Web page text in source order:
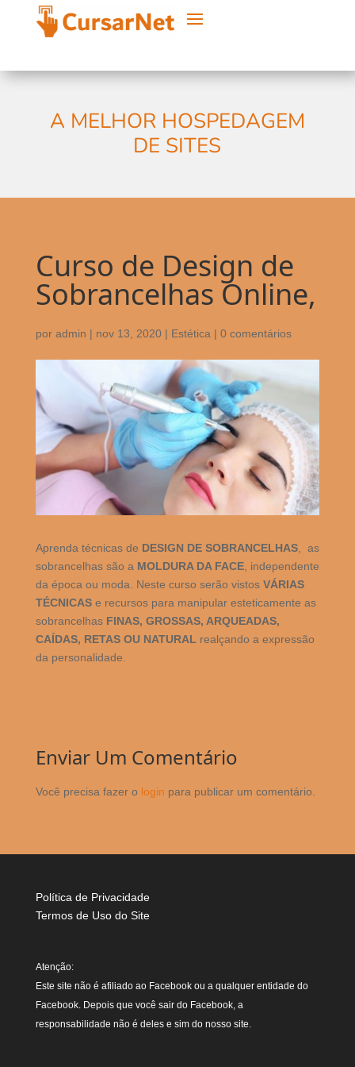
A MELHOR HOSPEDAGEM
DE SITES
Curso de Design de
Sobrancelhas Online,
por admin | nov 13, 2020| Estética| 0 comentários
Aprenda técnicas de DESIGN DE SOBRANCELHAS, as
sobrancelhas são a MOLDURA DA FACE, independente
da época ou moda. Neste curso serão vistos VÁRIAS
TÉCNICASe recursos para manipular esteticamente as
sobrancelhasFINAS, GROSSAS, ARQUEADAS,
CAÍDAS, RETAS OU NATURAL realçando a expressão
da personalidade.
Enviar Um Comentário
Você precisa fazer o login para publicar um comentário.
Política de Privacidade
Termos de Uso do Site
Atenção:
Este site não é afiliado ao Facebook ou a qualquer entidade do
Facebook. Depois que você sair do Facebook, a
responsabilidade não é deles e sim do nosso site.